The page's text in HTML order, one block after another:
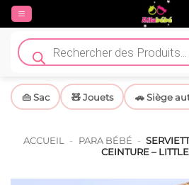
Passer
contenu
Recherche
de
produits
👜 Sac 🧸 Jouets 🚗 Siège
ACCUEIL - PARA BÉBÉ -
CEINTURE –